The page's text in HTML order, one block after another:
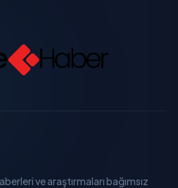
ve araştırmaları bağımsız